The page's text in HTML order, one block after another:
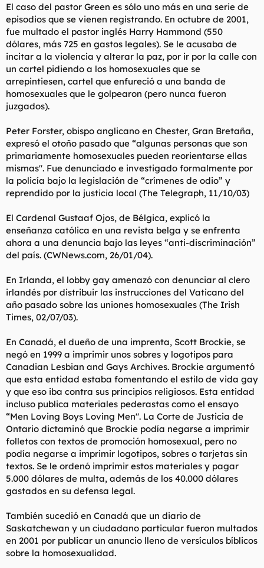
El caso del pastor Green es sólo uno más en una serie de
episodios que se vienen registrando. En octubre de 2001,
fue multado el pastor inglés Harry Hammond (550
dólares, más 725 en gastos legales). Se le acusaba de
incitar a la violencia y alterar la paz, por ir por la calle con
un cartel pidiendo a los homosexuales que se
arrepintiesen, cartel que enfureció a una banda de
homosexuales que le golpearon (pero nunca fueron
juzgados).
Peter Forster, obispo anglicano en Chester, Gran Bretaña,
expresó el otoño pasado que “algunas personas que son
primariamente homosexuales pueden reorientarse ellas
mismas". Fue denunciado e investigado formalmente por
la policía bajo la legislación de “crímenes de odio” y
reprendido por la justicia local (The Telegraph, 11/10/03)
El Cardenal Gustaaf Ojos, de Bélgica, explicó la
enseñanza católica en una revista belga y se enfrenta
ahora a una denuncia bajo las leyes “anti-discriminación”
del país. (CWNews.com, 26/01/04).
En Irlanda, el lobby gay amenazó con denunciar al clero
irlandés por distribuir las instrucciones del Vaticano del
año pasado sobre las uniones homosexuales (The Irish
Times, 02/07/03).
En Canadá, el dueño de una imprenta, Scott Brockie, se
negó en 1999 a imprimir unos sobres y logotipos para
Canadian Lesbian and Gays Archives. Brockie argumentó
que esta entidad estaba fomentando el estilo de vida gay
y que eso iba contra sus principios religiosos. Esta entidad
incluso publica materiales pederastas como el ensayo
“Men Loving Boys Loving Men". La Corte de Justicia de
Ontario dictaminó que Brockie podía negarse a imprimir
folletos con textos de promoción homosexual, pero no
podía negarse a imprimir logotipos, sobres o tarjetas sin
textos. Se le ordenó imprimir estos materiales y pagar
5.000 dólares de multa, además de los 40.000 dólares
gastados en su defensa legal.
También sucedió en Canadá que un diario de
Saskatchewan y un ciudadano particular fueron multados
en 2001 por publicar un anuncio lleno de versículos bíblicos
sobre la homosexualidad.